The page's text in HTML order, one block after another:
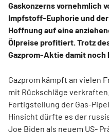
Gaskonzerns vornehmlich
Impfstoff-Euphorie und
Hoffnung auf eine
Ölpreise profitiert. Trotz
Gazprom-Aktie damit noch
Gazprom kämpft an vielen
mit Rückschläge
Fertigstellung der Gas-
Hinsicht dürfte es der
Joe Biden als neuem US-